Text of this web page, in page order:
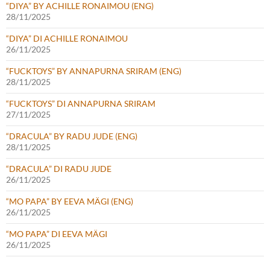
“DIYA” BY ACHILLE RONAIMOU (ENG)
28/11/2025
“DIYA” DI ACHILLE RONAIMOU
26/11/2025
“FUCKTOYS” BY ANNAPURNA SRIRAM (ENG)
28/11/2025
“FUCKTOYS” DI ANNAPURNA SRIRAM
27/11/2025
“DRACULA” BY RADU JUDE (ENG)
28/11/2025
“DRACULA” DI RADU JUDE
26/11/2025
“MO PAPA” BY EEVA MÄGI (ENG)
26/11/2025
“MO PAPA” DI EEVA MÄGI
26/11/2025